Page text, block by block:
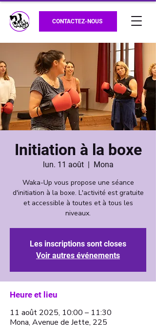
CONTACTEZ-NOUS
Initiation à la boxe
lun. 11 août
  |
Mona
Waka-Up vous propose une séance
d'initiation à la boxe. L'activité est gratuite
et accessible à toutes et à tous les
niveaux.
Les inscriptions sont closes
Voir autres événements
Heure et lieu
11 août 2025, 10:00 – 11:30
Mona, Avenue de Jette, 225